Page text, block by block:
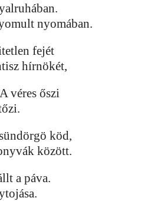
nyomában.
fejét
hírnökét,
véres őszi
köd,
között.
a páva.